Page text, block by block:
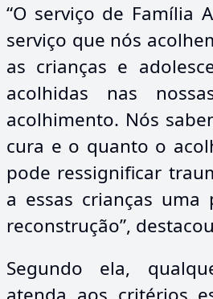
“O serviço de Família
serviço que nós
as crianças e
acolhidas nas
acolhimento. Nós
cura e o quanto o
pode ressignificar
a essas crianças uma
reconstrução”,
Segundo ela,